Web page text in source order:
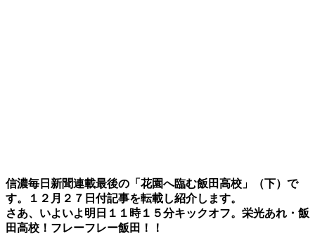
信濃毎日新聞連載最後の「花園へ臨む飯田高校」（下）で
す。１２月２７日付記事を転載し紹介します。
さあ、いよいよ明日１１時１５分キックオフ。栄光あれ・飯
田高校！フレーフレー飯田！！